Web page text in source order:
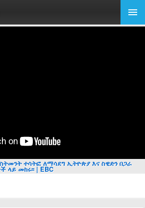
ተሳትፎ ለማሳደግ ኢትዮጵያ እና ስዊድን በጋራ
መከሩ፡፡ | EBC